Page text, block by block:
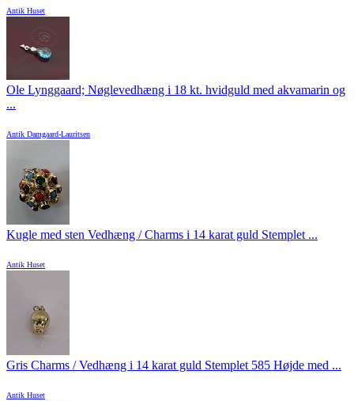
Antik Huset
Ole Lynggaard; Nøglevedhæng i 18 kt. hvidguld med akvamarin og
...
Antik Damgaard-Lauritsen
Kugle med sten Vedhæng / Charms i 14 karat guld Stemplet ...
Antik Huset
Gris Charms / Vedhæng i 14 karat guld Stemplet 585 Højde med ...
Antik Huset